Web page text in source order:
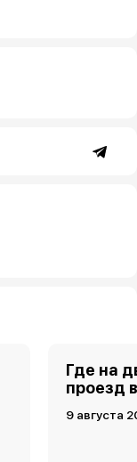
Где на
проезд
9 августа